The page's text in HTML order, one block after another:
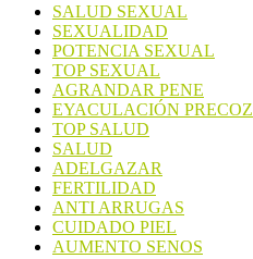
SALUD SEXUAL
SEXUALIDAD
POTENCIA SEXUAL
TOP SEXUAL
AGRANDAR PENE
EYACULACIÓN PRECOZ
TOP SALUD
SALUD
ADELGAZAR
FERTILIDAD
ANTI ARRUGAS
CUIDADO PIEL
AUMENTO SENOS